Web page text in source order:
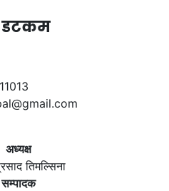
डटकम
अध्यक्ष
तिमल्सिना
सम्पादक